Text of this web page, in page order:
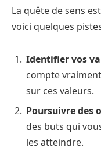
La quête de sens
voici quelques
Identifier vos
compte
sur ces valeurs.
Poursuivre des
des buts qui
les atteindre.